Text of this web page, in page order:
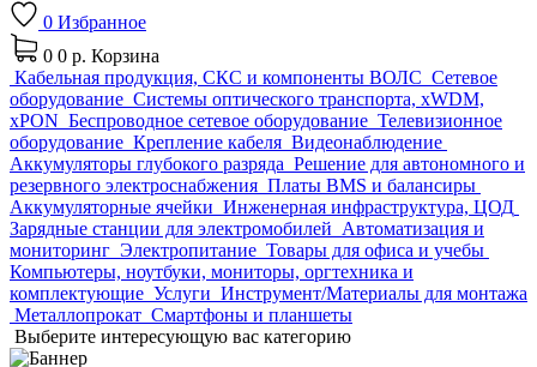
0 Избранное
0 0 р. Корзина
Кабельная продукция, СКС и компоненты ВОЛС Сетевое
оборудование Системы оптического транспорта, xWDM,
xPON Беспроводное сетевое оборудование Телевизионное
оборудование Крепление кабеля Видеонаблюдение
Аккумуляторы глубокого разряда Решение для автономного и
резервного электроснабжения Платы BMS и балансиры
Аккумуляторные ячейки Инженерная инфраструктура, ЦОД
Зарядные станции для электромобилей Автоматизация и
мониторинг Электропитание Товары для офиса и учебы
Компьютеры, ноутбуки, мониторы, оргтехника и
комплектующие Услуги Инструмент/Материалы для монтажа
Металлопрокат Смартфоны и планшеты
Выберите интересующую вас категорию